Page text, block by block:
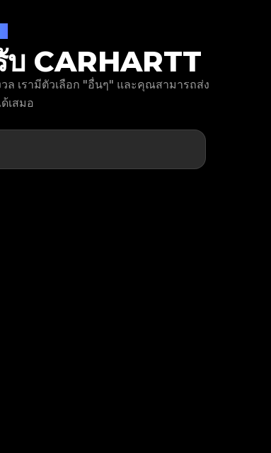
บ CARHARTT
เรามีตัวเลือก "อื่นๆ" และคุณสามารถส่ง
เสมอ